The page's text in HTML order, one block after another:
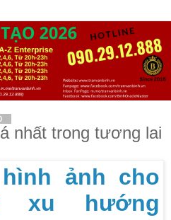
nhất trong tương lai